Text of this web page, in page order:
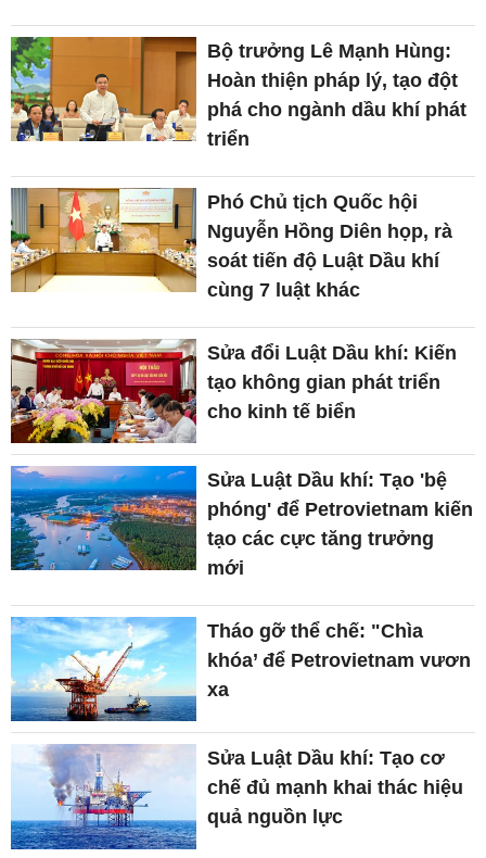
Bộ trưởng Lê Mạnh Hùng:
Hoàn thiện pháp lý, tạo đột
phá cho ngành dầu khí phát
triển
Phó Chủ tịch Quốc hội
Nguyễn Hồng Diên họp, rà
soát tiến độ Luật Dầu khí
cùng 7 luật khác
Sửa đổi Luật Dầu khí: Kiến
tạo không gian phát triển
cho kinh tế biển
Sửa Luật Dầu khí: Tạo 'bệ
phóng' để Petrovietnam kiến
tạo các cực tăng trưởng
mới
Tháo gỡ thể chế: "Chìa
khóa’ để Petrovietnam vươn
xa
Sửa Luật Dầu khí: Tạo cơ
chế đủ mạnh khai thác hiệu
quả nguồn lực